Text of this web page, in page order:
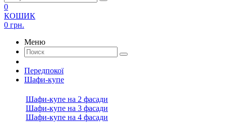
0
КОШИК
0 грн.
Меню
Передпокої
Шафи-купе
Шафи-купе на 2 фасади
Шафи-купе на 3 фасади
Шафи-купе на 4 фасади